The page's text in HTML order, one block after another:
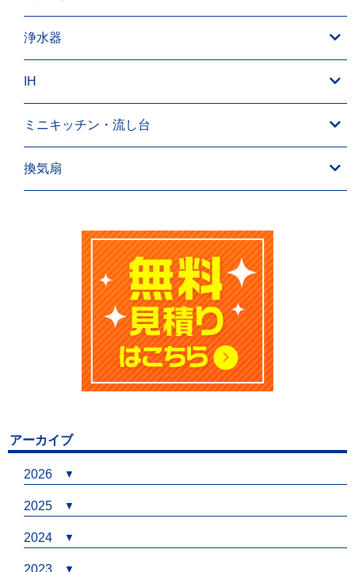
浄水器
IH
ミニキッチン・流し台
換気扇
アーカイブ
2026
2025
2024
2023